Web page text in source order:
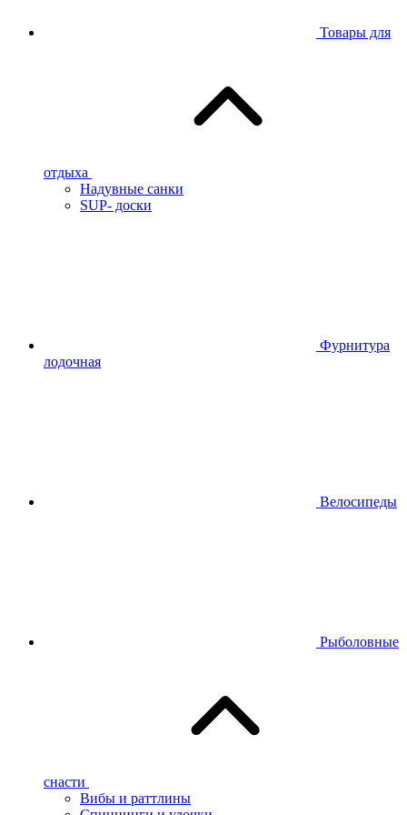
Товары для
отдыха
Надувные санки
SUP- доски
Фурнитура
лодочная
Велосипеды
Рыболовные
снасти
Вибы и раттлины